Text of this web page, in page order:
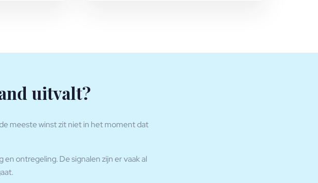
uitvalt?
meeste winst zit niet in het moment dat
ontregeling. De signalen zijn er vaak al